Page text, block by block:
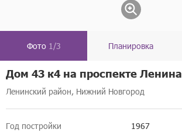
Фото 1/3 Планировка
Дом 43 к4 на проспекте Ленина
Ленинский район, Нижний Новгород
Год постройки
1967